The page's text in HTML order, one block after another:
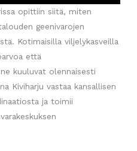
opittiin siitä, miten
geenivarojen
Kotimaisilla viljelykasveilla
että
kuuluvat olennaisesti
Kiviharju vastaa kansallisen
ja toimii